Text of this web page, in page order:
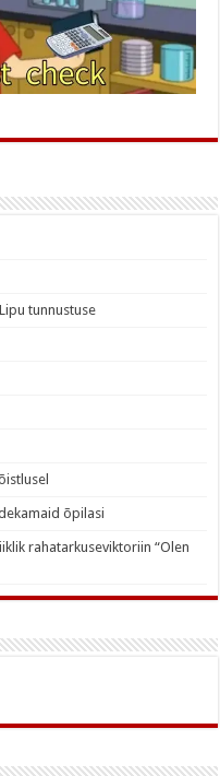
tunnustuse
õpilasi
rahatarkuseviktoriin “Olen